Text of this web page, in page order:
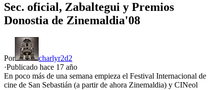
Sec. oficial, Zabaltegui y Premios
Donostia de Zinemaldia'08
Por
charlyr2d2
·Publicado hace 17 año
En poco más de una semana empieza el Festival Internacional de
cine de San Sebastián (a partir de ahora Zinemaldia) y CINeol